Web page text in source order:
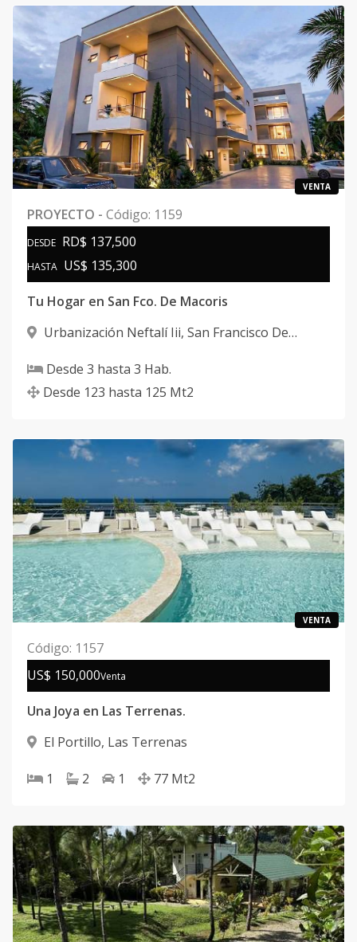
VENTA
PROYECTO - Código: 1159
DESDE RD$ 137,500
HASTA US$ 135,300
Tu Hogar en San Fco. De Macoris
Urbanización Neftalí Iii, San Francisco De
Desde 3 hasta 3 Hab.
Desde 123 hasta 125 Mt2
VENTA
Código: 1157
US$ 150,000Venta
Una Joya en Las Terrenas.
El Portillo, Las Terrenas
1 2 1 77 Mt2